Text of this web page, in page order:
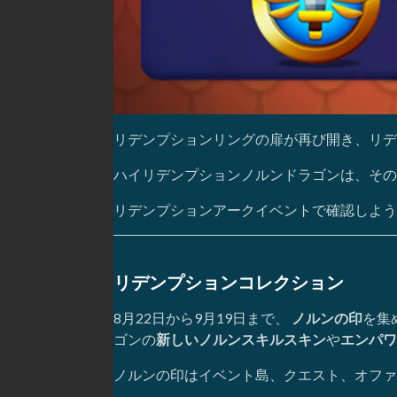
リデンプションリングの扉が再び開き、リ
ハイリデンプションノルンドラゴンは、そ
リデンプションアークイベントで確認しよ
リデンプションコレクション
8月22日から9月19日まで、 ノルンの印を集
ゴンの新しいノルンスキルスキンやエンパ
ノルンの印はイベント島、クエスト、オフ